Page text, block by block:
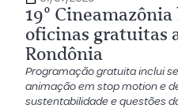
19º Cineamazônia
oficinas gratuitas
Rondônia
Programação gratuita inclui
animação em stop motion e
sustentabilidade e questões